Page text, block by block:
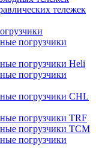
тележек
погрузчики
погрузчики Heli
погрузчики
погрузчики CHL
погрузчики TRF
погрузчики TCM
погрузчики